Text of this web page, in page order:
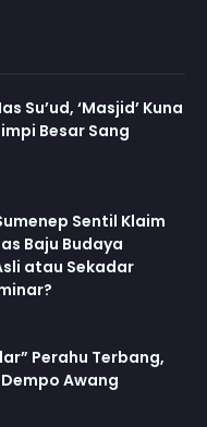
Su’ud, ‘Masjid’ Kuna
Besar Sang
Sentil Klaim
Baju Budaya
atau Sekadar
Perahu Terbang,
Awang